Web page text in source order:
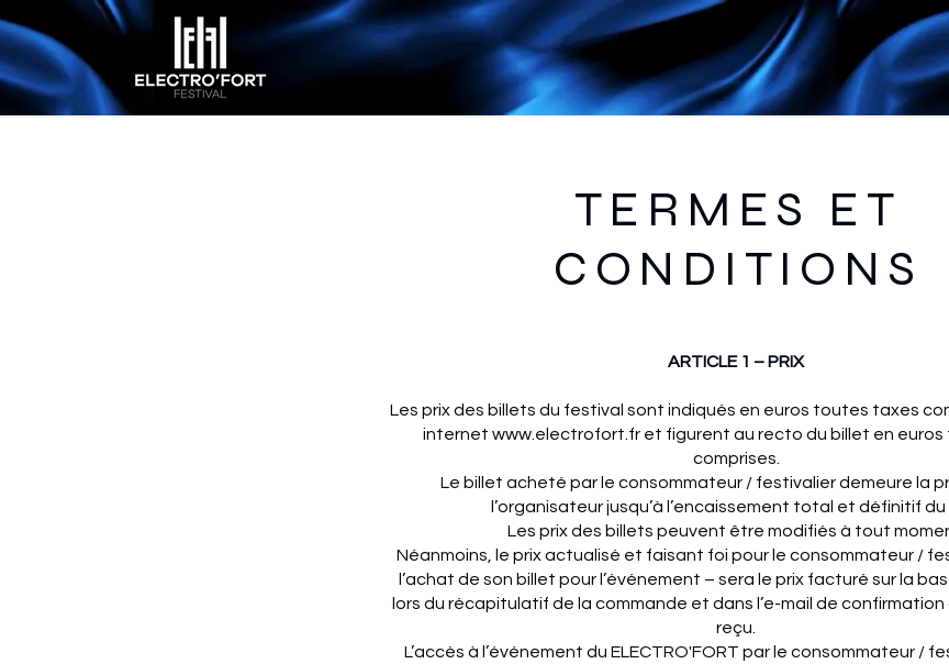
TERMES ET
CONDITIONS
ARTICLE 1 – PRIX
Les prix des billets du festival sont indiqués en euros toutes taxes
internet www.electrofort.fret figurent au recto du billet en
comprises.
Le billet acheté par le consommateur / festivalier demeure la
l’organisateur jusqu’à l’encaissement total et définitif du
Les prix des billets peuvent être modifiés à tout
Néanmoins, le prix actualisé et faisant foi pour le consommateur /
l’achat de son billet pour l’événement – sera le prix facturé sur la
lors du récapitulatif de la commande et dans l’e-mail de
reçu.
L’accès à l’événement du ELECTRO'FORT par le consommateur /